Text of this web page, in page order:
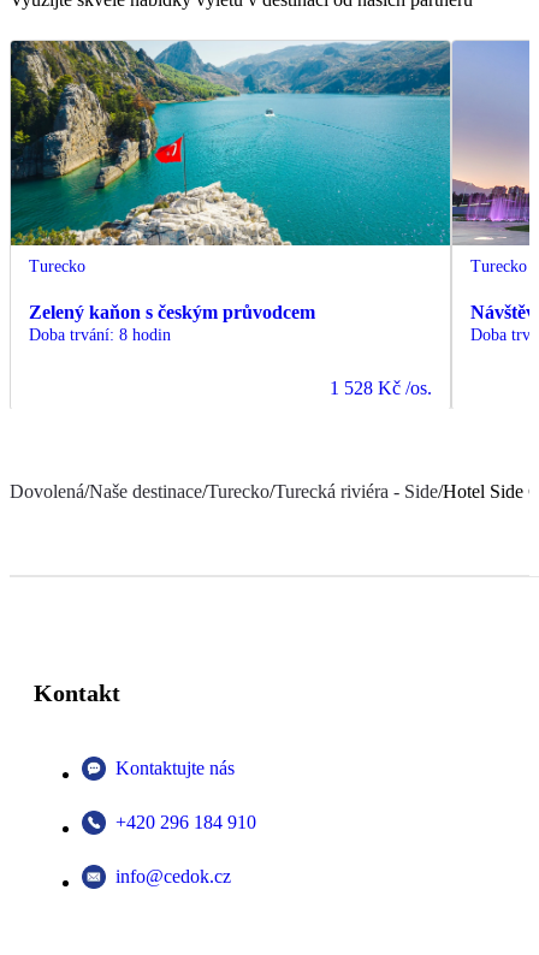
Turecko
Zelený kaňon s českým průvodcem
Doba trvání: 8 hodin
1 528 Kč /os.
Turecko
Doba
Dovolená/Naše destinace/Turecko/Turecká riviéra - Side/Hotel Side
Kontakt
Kontaktujte nás
+420 296 184 910
info@cedok.cz